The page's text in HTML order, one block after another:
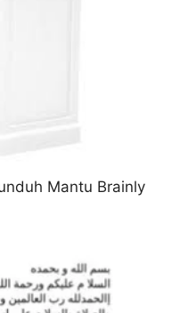
Mantu Brainly